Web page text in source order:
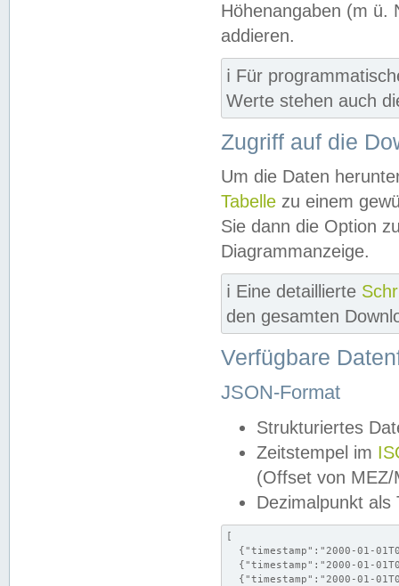
Höhenangaben (m ü.
addieren.
ℹ️ Für
Werte stehen auch
Zugriff auf die
Um die Daten
Tabelle zu einem
Sie dann die Option
Diagrammanzeige.
ℹ️ Eine detaillierte
den gesamten
Verfügbare
JSON-Format
Strukturiertes
Zeitstempel im
(Offset von MEZ/
Dezimalpunkt als
[
{"timestamp":"2000-01-
{"timestamp":"2000-01-
{"timestamp":"2000-01-